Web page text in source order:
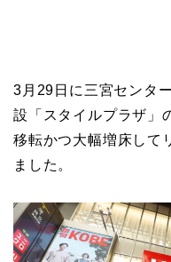
3月29日に三宮センタ
設「スタイルプラザ」
移転かつ大幅増床して
ました。